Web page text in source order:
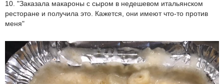
10. "Заказала макароны с сыром в недешевом итальянском
ресторане и получила это. Кажется, они имеют что-то против
меня"